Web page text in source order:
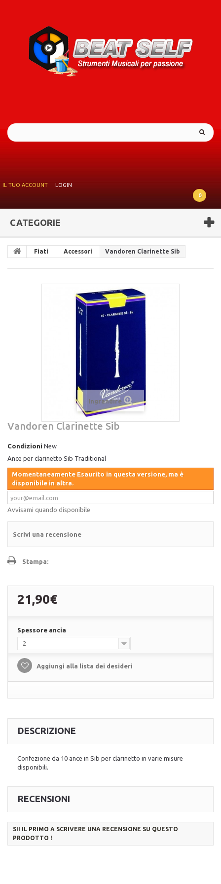
IL TUO ACCOUNT
LOGIN
0
CATEGORIE
Fiati Accessori Vandoren Clarinette Sib
Ingrandire
Vandoren Clarinette Sib
Condizioni New
Ance per clarinetto Sib Traditional
Momentaneamente Esaurito in questa versione, ma è
disponibile in altra.
Avvisami quando disponibile
Scrivi una recensione
Stampa:
21,90€
Spessore ancia
2
Aggiungi alla lista dei desideri
DESCRIZIONE
Confezione da 10 ance in Sib per clarinetto in varie misure
disponibili.
RECENSIONI
SII IL PRIMO A SCRIVERE UNA RECENSIONE SU QUESTO
PRODOTTO !